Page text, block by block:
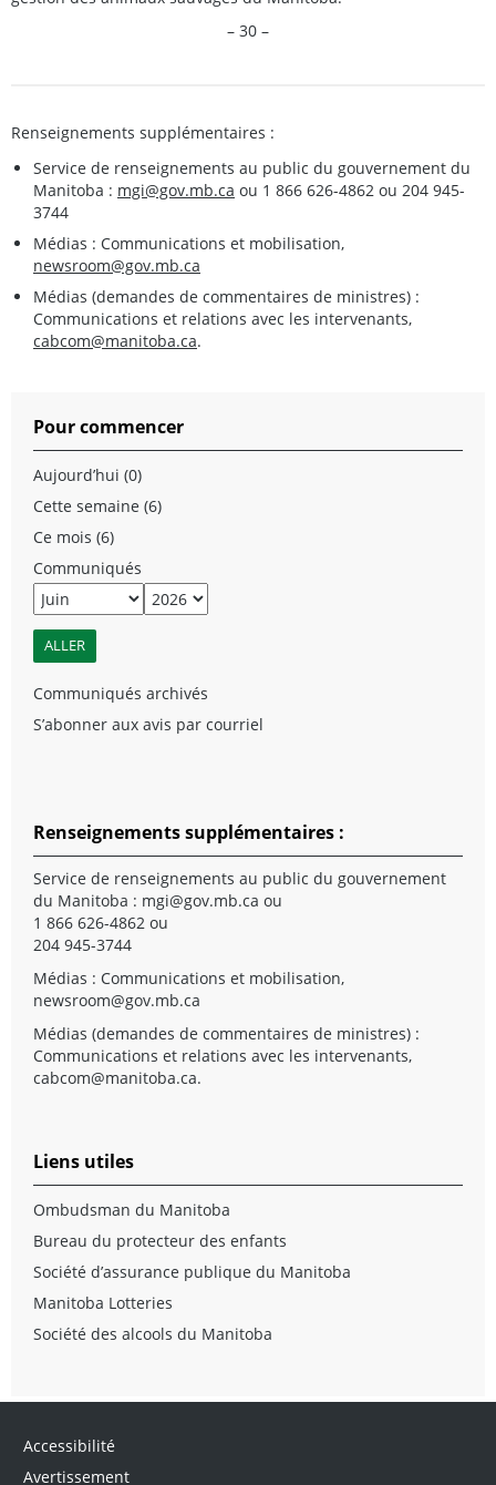
– 30 –
Renseignements supplémentaires :
Service de renseignements au public du gouvernement du
Manitoba : mgi@gov.mb.ca ou 1 866 626-4862 ou 204 945-
3744
Médias : Communications et mobilisation,
newsroom@gov.mb.ca
Médias (demandes de commentaires de ministres) :
Communications et relations avec les intervenants,
cabcom@manitoba.ca.
Pour commencer
Aujourd’hui (0)
Cette semaine (6)
Ce mois (6)
Communiqués
Communiqués archivés
S’abonner aux avis par courriel
Renseignements supplémentaires :
Service de renseignements au public du gouvernement
du Manitoba : mgi@gov.mb.ca ou
1 866 626-4862 ou
204 945-3744
Médias : Communications et mobilisation,
newsroom@gov.mb.ca
Médias (demandes de commentaires de ministres) :
Communications et relations avec les intervenants,
cabcom@manitoba.ca.
Liens utiles
Ombudsman du Manitoba
Bureau du protecteur des enfants
Société d’assurance publique du Manitoba
Manitoba Lotteries
Société des alcools du Manitoba
Accessibilité
Avertissement